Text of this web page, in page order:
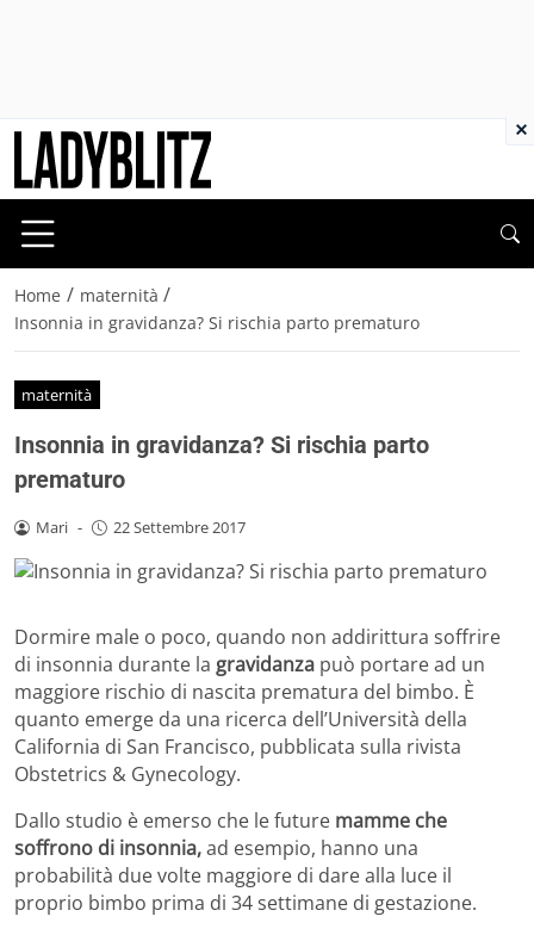
Home / maternità /
Insonnia in gravidanza? Si rischia parto prematuro
maternità
Insonnia in gravidanza? Si rischia parto
prematuro
Mari - 22 Settembre 2017
Dormire male o poco, quando non addirittura soffrire
di insonnia durante la gravidanza può portare ad un
maggiore rischio di nascita prematura del bimbo. È
quanto emerge da una ricerca dell’Università della
California di San Francisco, pubblicata sulla rivista
Obstetrics & Gynecology.
Dallo studio è emerso che le future mamme che
soffrono di insonnia,ad esempio, hanno una
probabilità due volte maggiore di dare alla luce il
proprio bimbo prima di 34 settimane di gestazione.
×